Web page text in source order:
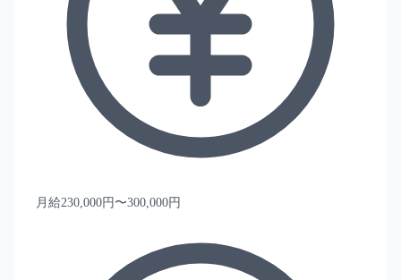
月給230,000円〜300,000円